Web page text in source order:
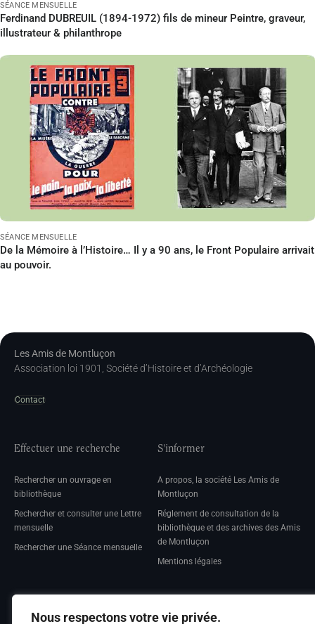
Nous respectons votre vie privée.
SÉANCE MENSUELLE
Ferdinand DUBREUIL (1894-1972) fils de mineur Peintre, graveur,
illustrateur & philanthrope
PERRIN Jean-Paul
Le 12/02/2027
à 18:00
SÉANCE MENSUELLE
De la Mémoire à l’Histoire… Il y a 90 ans, le Front Populaire arrivait
au pouvoir.
Les Amis de Montluçon
Association loi 1901, Société d’Histoire et d’Archéologie
Contact
Effectuer une recherche
Rechercher un ouvrage en
bibliothèque
Rechercher et consulter une Lettre
mensuelle
Rechercher une Séance mensuelle
S'informer
A propos, la société Les Amis de
Montluçon
Réglement de consultation de la
bibliothèque et des archives des Amis
de Montluçon
Mentions légales